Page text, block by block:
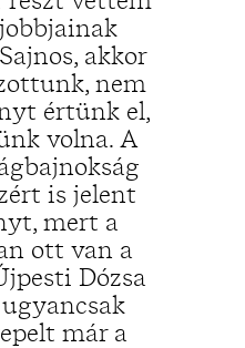
akkor
nem
értünk el,
volna. A
is jelent
mert a
ott van a
Dózsa
már a